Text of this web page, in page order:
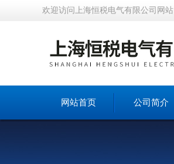
欢迎访问上海恒税电气有限公司网站
网站首页 公司简介